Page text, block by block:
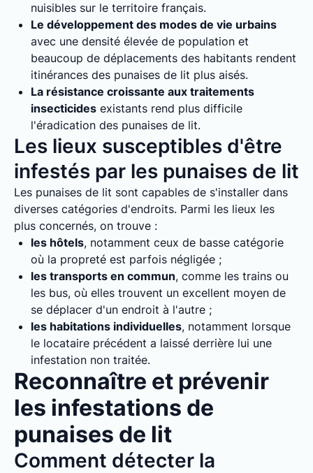
nuisibles sur le territoire français.
Le développement des modes de vie urbains
avec une densité élevée de population et
beaucoup de déplacements des habitants rendent
itinérances des punaises de lit plus aisés.
La résistance croissante aux traitements
insecticides existants rend plus difficile
l'éradication des punaises de lit.
Les lieux susceptibles d'être
infestés par les punaises de lit
Les punaises de lit sont capables de s'installer dans
diverses catégories d'endroits. Parmi les lieux les
plus concernés, on trouve :
les hôtels, notamment ceux de basse catégorie
où la propreté est parfois négligée ;
les transports en commun, comme les trains ou
les bus, où elles trouvent un excellent moyen de
se déplacer d'un endroit à l'autre ;
les habitations individuelles, notamment lorsque
le locataire précédent a laissé derrière lui une
infestation non traitée.
Reconnaître et prévenir
les infestations de
punaises de lit
Comment détecter la